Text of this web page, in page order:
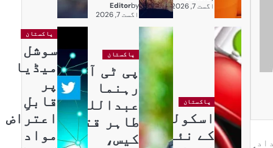
اگست 7, 2026
by
Editor
اگست 7, 2026
پاکستان
اسکولوں
کے نئے
پاکستان
پی ٹی آئی
رہنما
عبداللہ
طاہر قتل
کیس،
پاکستان
سوشل
میڈیا
پر
قابلِ
اعتراض
مواد